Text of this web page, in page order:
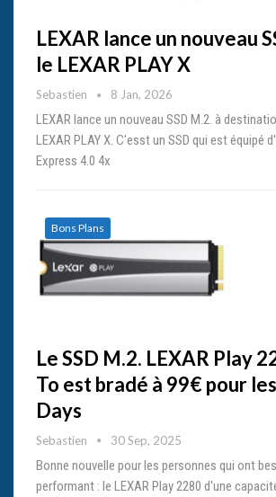
LEXAR lance un nouveau
le LEXAR PLAY X
Sebastien 8 Jan, 2026
LEXAR lance un nouveau SSD M.2. à
LEXAR PLAY X. C'esst un SSD qui est équipé
Express 4.0 4x
Bons Plans
Le SSD M.2. LEXAR Play
To est bradé à 99€ pour
Days
Sebastien 30 Sep, 2025
Bonne nouvelle pour les personnes qui ont
performant : le LEXAR Play 2280 d'une